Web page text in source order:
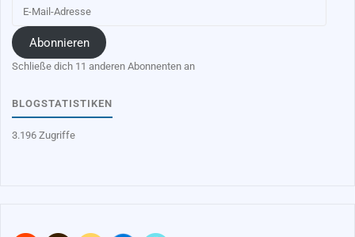
Mail-
Adresse
Abonnieren
Schließe dich 11 anderen Abonnenten an
BLOGSTATISTIKEN
3.196 Zugriffe